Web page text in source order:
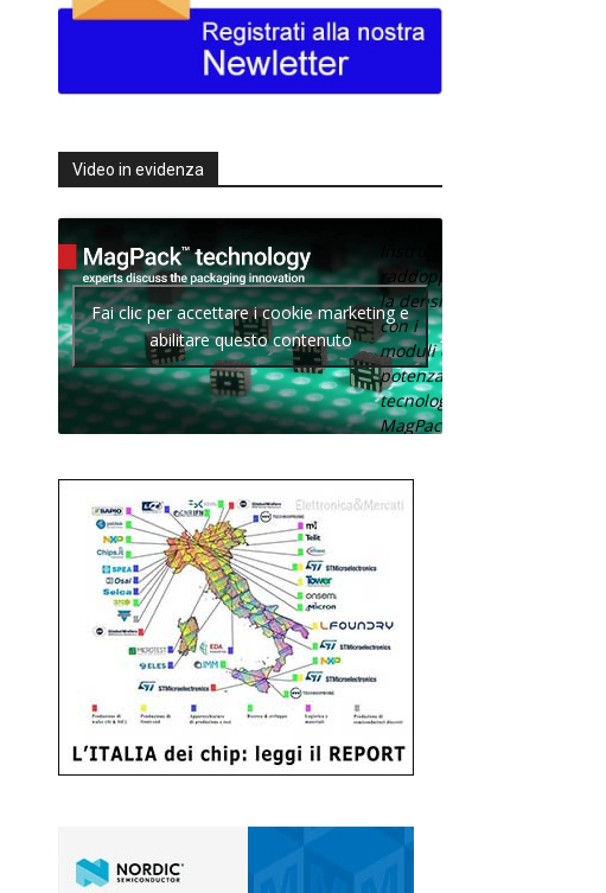
Video in evidenza
Texas
raddoppia
la densità
con i
moduli di
potenza con
tecnologia
MagPack.
Fai clic per accettare i cookie marketing e
abilitare questo contenuto